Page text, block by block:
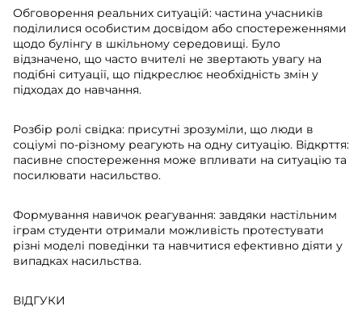
Обговорення реальних ситуацій: частина учасників
поділилися особистим досвідом або спостереженнями
щодо булінгу в шкільному середовищі. Було
відзначено, що часто вчителі не звертають увагу на
подібні ситуації, що підкреслює необхідність змін у
підходах до навчання.
Розбір ролі свідка: присутні зрозуміли, що люди в
соціумі по-різному реагують на одну ситуацію. Відкрття:
пасивне спостереження може впливати на ситуацію та
посилювати насильство.
Формування навичок реагування: завдяки настільним
іграм студенти отримали можливість протестувати
різні моделі поведінки та навчитися ефективно діяти у
випадках насильства.
ВІДГУКИ